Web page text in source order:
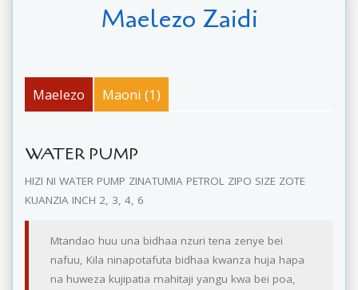
Maelezo Zaidi
Maelezo Maoni (1)
WATER PUMP
HIZI NI WATER PUMP ZINATUMIA PETROL ZIPO SIZE ZOTE
KUANZIA INCH 2, 3, 4, 6
Mtandao huu una bidhaa nzuri tena zenye bei
nafuu, Kila ninapotafuta bidhaa kwanza huja hapa
na huweza kujipatia mahitaji yangu kwa bei poa,